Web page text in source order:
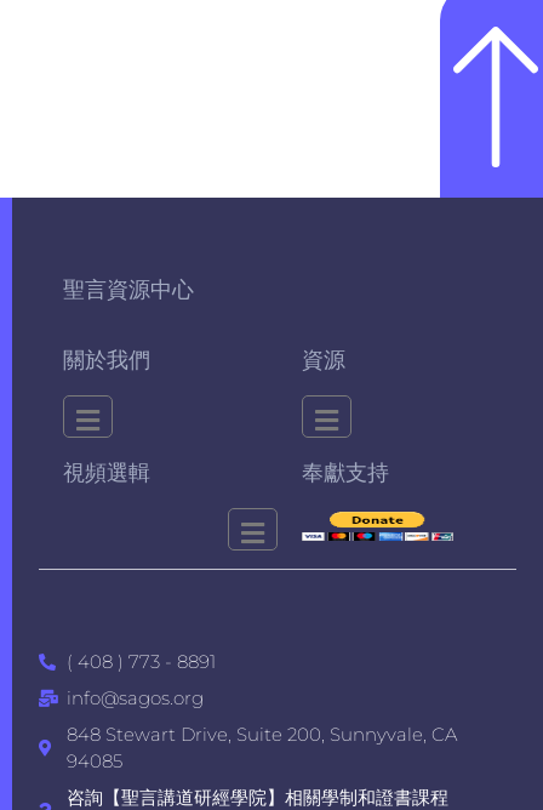
聖言資源中心
關於我們 資源
視頻選輯 奉獻支持
( 408 ) 773 - 8891
info@sagos.org
848 Stewart Drive, Suite 200, Sunnyvale, CA
94085
咨詢【聖言講道研經學院】相關學制和證書課程